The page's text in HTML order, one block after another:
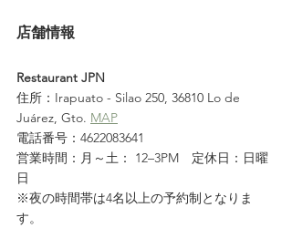
店舗情報
Restaurant JPN
住所：Irapuato - Silao 250, 36810 Lo de
Juárez, Gto. MAP
電話番号：4622083641
営業時間：月～土： 12–3PM　定休日：日曜
日
※夜の時間帯は4名以上の予約制となりま
す。